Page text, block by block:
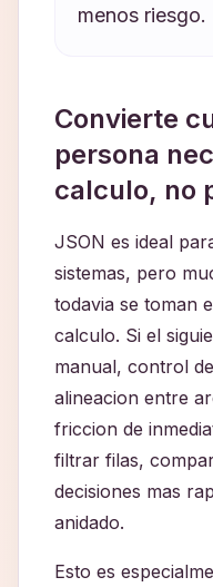
menos riesgo.
Convierte
persona
calculo, no
JSON es ideal
sistemas, pero
todavia se toman
calculo. Si el
manual, control
alineacion entre
friccion de
filtrar filas,
decisiones mas
anidado.
Esto es